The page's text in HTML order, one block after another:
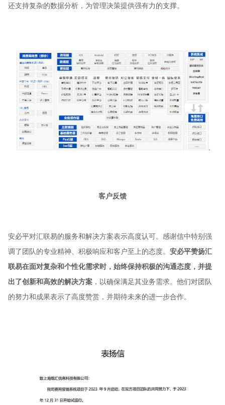
还支持复杂的数据分析，为管理决策提供强有力的支撑。
客户反馈
安必平对汇联易的服务和解决方案表示高度认可。感谢信中特别强
调了团队的专业精神、积极响应和客户至上的态度。 安必平赞扬汇
联易在面对复杂和个性化需求时，始终保持积极的沟通态度，并提
出了创新和高效的解决方案 ，以确保满足其业务需求。他们对团队
的努力和成果表示了高度赞赏，并期待未来的进一步合作。